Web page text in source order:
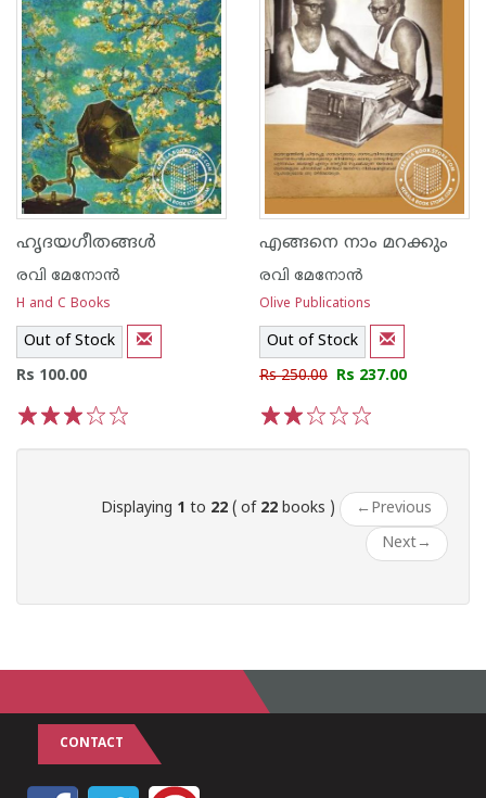
ഹൃദയഗീതങ്ങള്‍
രവി മേനോന്‍
H and C Books
Out of Stock
Rs 100.00
എങ്ങനെ നാം മറക്കും
രവി മേനോന്‍
Olive Publications
Out of Stock
Rs 250.00 Rs 237.00
Displaying 1 to 22 ( of 22 books ) ← Previous
Next→
CONTACT